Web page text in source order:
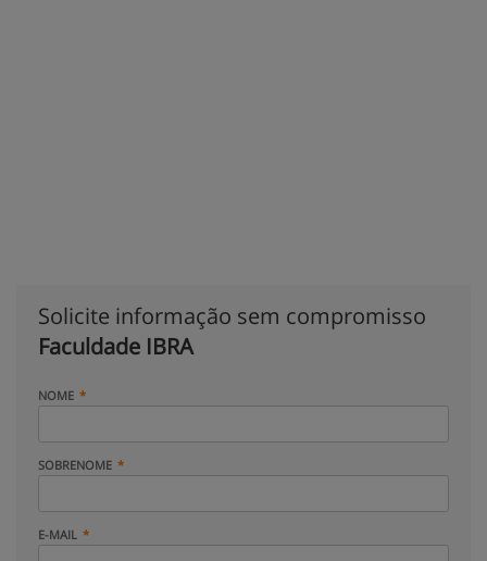
Solicite informação sem compromisso
Faculdade IBRA
NOME
SOBRENOME
E-MAIL